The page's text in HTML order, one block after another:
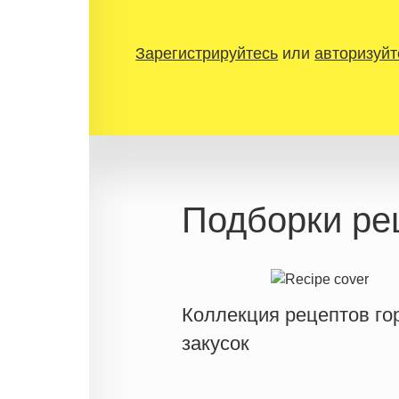
Зарегистрируйтесьили
Подборки
Коллекция рецептов
закусок